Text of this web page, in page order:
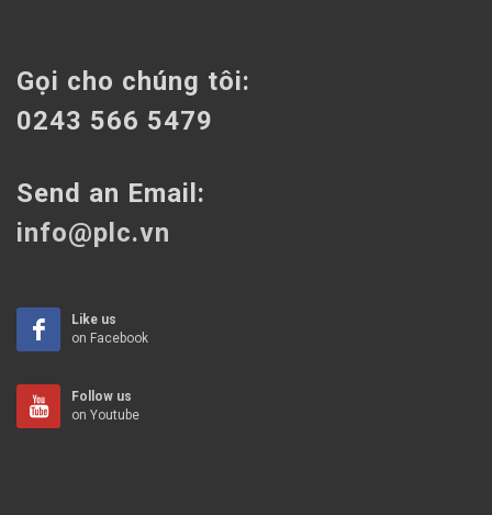
Gọi cho chúng tôi:
0243 566 5479
Send an Email:
info@plc.vn
Like us
on Facebook
Follow us
on Youtube